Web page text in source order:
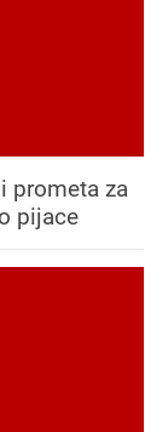
prometa za
pijace